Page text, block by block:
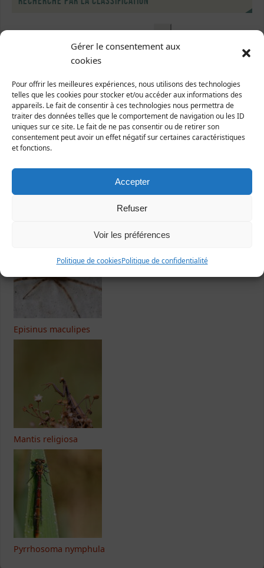
Gérer le consentement aux
cookies
Pour offrir les meilleures expériences, nous utilisons des technologies
telles que les cookies pour stocker et/ou accéder aux informations des
appareils. Le fait de consentir à ces technologies nous permettra de
traiter des données telles que le comportement de navigation ou les ID
uniques sur ce site. Le fait de ne pas consentir ou de retirer son
consentement peut avoir un effet négatif sur certaines caractéristiques
et fonctions.
Accepter
Refuser
Voir les préférences
Politique de cookiesPolitique de confidentialité
Dernières fiches publiées
Episinus maculipes
Mantis religiosa
Pyrrhosoma nymphula